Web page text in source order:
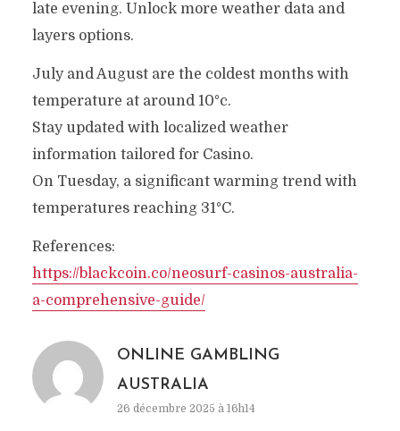
late evening. Unlock more weather data and
layers options.
July and August are the coldest months with
temperature at around 10°c.
Stay updated with localized weather
information tailored for Casino.
On Tuesday, a significant warming trend with
temperatures reaching 31°C.
References:
https://blackcoin.co/neosurf-casinos-australia-
a-comprehensive-guide/
ONLINE GAMBLING
AUSTRALIA
26 décembre 2025 à 16h14